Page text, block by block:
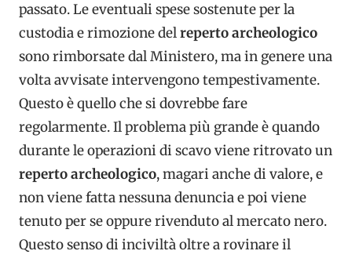
passato. Le eventuali spese sostenute per la
custodia e rimozione delreperto archeologico
sono rimborsate dal Ministero, ma in genere una
volta avvisate intervengono tempestivamente.
Questo è quello che si dovrebbe fare
regolarmente. Il problema più grande è quando
durante le operazioni di scavo viene ritrovato un
reperto archeologico, magari anche di valore, e
non viene fatta nessuna denuncia e poi viene
tenuto per se oppure rivenduto al mercato nero.
Questo senso di inciviltà oltre a rovinare il